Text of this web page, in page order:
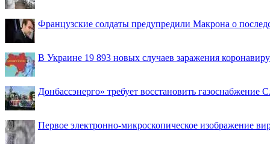
Французские солдаты предупредили Макрона о
В Украине 19 893 новых случаев заражения
Донбассэнерго» требует восстановить газоснабжение
Первое электронно-микроскопическое изображение